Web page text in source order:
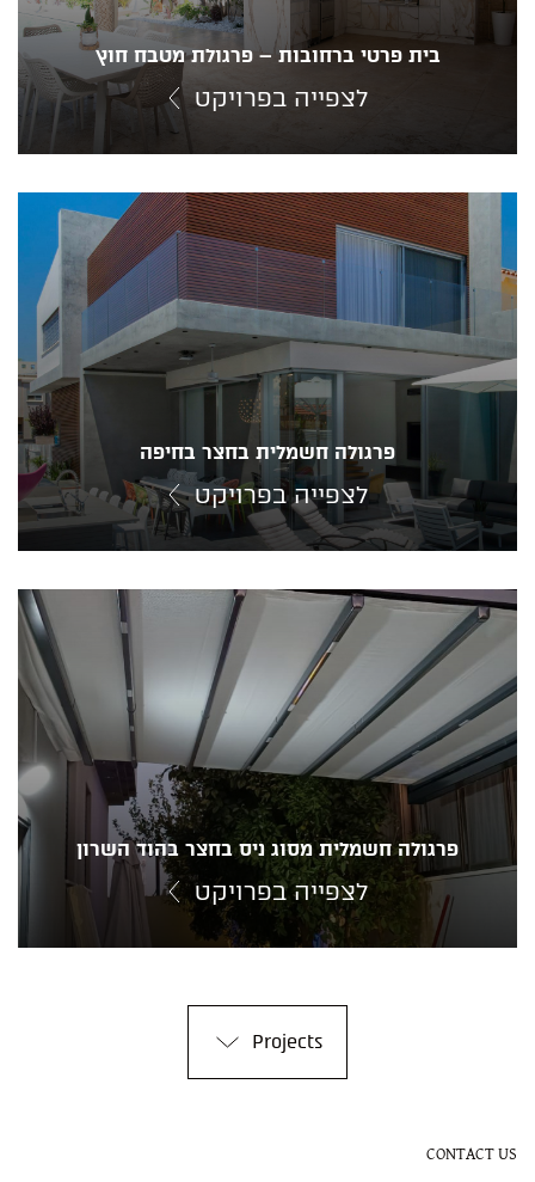
בית פרטי ברחובות – פרגולת מטבח חוץ
לצפייה בפרויקט
פרגולה חשמלית בחצר בחיפה
לצפייה בפרויקט
פרגולה חשמלית מסוג ניס בחצר בהוד השרון
לצפייה בפרויקט
Projects
CONTACT US